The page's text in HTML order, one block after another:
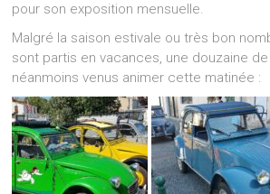
pour son exposition mensuelle.
Malgré la saison estivale ou très bon
sont partis en vacances, une douzaine
néanmoins venus animer cette matinée :